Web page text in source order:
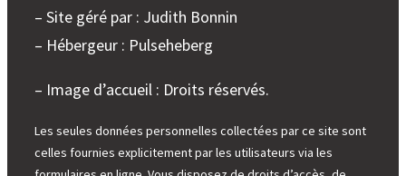
– Site géré par : Judith Bonnin
– Hébergeur : Pulseheberg
– Image d’accueil : Droits réservés.
Les seules données personnelles collectées par ce site sont
celles fournies explicitement par les utilisateurs via les